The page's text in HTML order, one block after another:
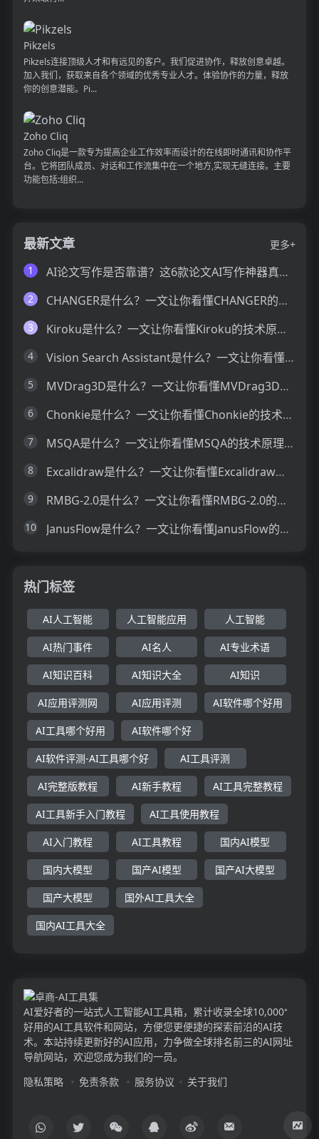
Pikzels
Pikzels连接顶级人才和有远见的客户。我们促进协作，释放创意卓越。
加入我们，获取来自各个领域的优秀专业人才。体验协作的力量，释放
你的创意潜能。Pi...
Zoho Cliq
Zoho Cliq是一款专为提高企业工作效率而设计的在线即时通讯和协作平
台。它将团队成员、对话和工作流集中在一个地方,实现无缝连接。主要
功能包括:组织...
最新文章
更多+
1
AI论文写作是否靠谱？这6款论文AI写作神器真的可以让你效率翻倍
2 CHANGER是什么？一文让你看懂CHANGER的技术原理、主要功能、应用场景
3 Kiroku是什么？一文让你看懂Kiroku的技术原理、主要功能、应用场景
4 Vision Search Assistant是什么？一文让你看懂Vision Search Assistant的技术原理、主要功能、应用场景
5 MVDrag3D是什么？一文让你看懂MVDrag3D的技术原理、主要功能、应用场景
6 Chonkie是什么？一文让你看懂Chonkie的技术原理、主要功能、应用场景
7 MSQA是什么？一文让你看懂MSQA的技术原理、主要功能、应用场景
8 Excalidraw是什么？一文让你看懂Excalidraw的技术原理、主要功能、应用场景
9 RMBG-2.0是什么？一文让你看懂RMBG-2.0的技术原理、主要功能、应用场景
10 JanusFlow是什么？一文让你看懂JanusFlow的技术原理、主要功能、应用场景
热门标签
AI人工智能 人工智能应用 人工智能
AI热门事件 AI名人 AI专业术语
AI知识百科 AI知识大全 AI知识
AI应用评测网 AI应用评测 AI软件哪个好用
AI工具哪个好用 AI软件哪个好
AI软件评测-AI工具哪个好 AI工具评测
AI完整版教程 AI新手教程 AI工具完整教程
AI工具新手入门教程 AI工具使用教程
AI入门教程 AI工具教程 国内AI模型
国内大模型 国产AI模型 国产AI大模型
国产大模型 国外AI工具大全
国内AI工具大全
AI爱好者的一站式人工智能AI工具箱，累计收录全球10,000⁺
好用的AI工具软件和网站，方便您更便捷的探索前沿的AI技
术。本站持续更新好的AI应用，力争做全球排名前三的AI网址
导航网站，欢迎您成为我们的一员。
隐私策略
免责条款 服务协议 关于我们